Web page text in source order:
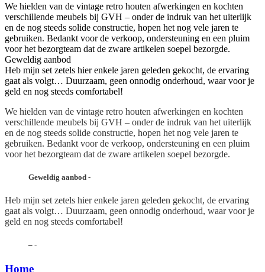
We hielden van de vintage retro houten afwerkingen en kochten
verschillende meubels bij GVH – onder de indruk van het uiterlijk
en de nog steeds solide constructie, hopen het nog vele jaren te
gebruiken. Bedankt voor de verkoop, ondersteuning en een pluim
voor het bezorgteam dat de zware artikelen soepel bezorgde.
Geweldig aanbod
Heb mijn set zetels hier enkele jaren geleden gekocht, de ervaring
gaat als volgt… Duurzaam, geen onnodig onderhoud, waar voor je
geld en nog steeds comfortabel!
We hielden van de vintage retro houten afwerkingen en kochten
verschillende meubels bij GVH – onder de indruk van het uiterlijk
en de nog steeds solide constructie, hopen het nog vele jaren te
gebruiken. Bedankt voor de verkoop, ondersteuning en een pluim
voor het bezorgteam dat de zware artikelen soepel bezorgde.
Geweldig aanbod -
Heb mijn set zetels hier enkele jaren geleden gekocht, de ervaring
gaat als volgt… Duurzaam, geen onnodig onderhoud, waar voor je
geld en nog steeds comfortabel!
– -
Home